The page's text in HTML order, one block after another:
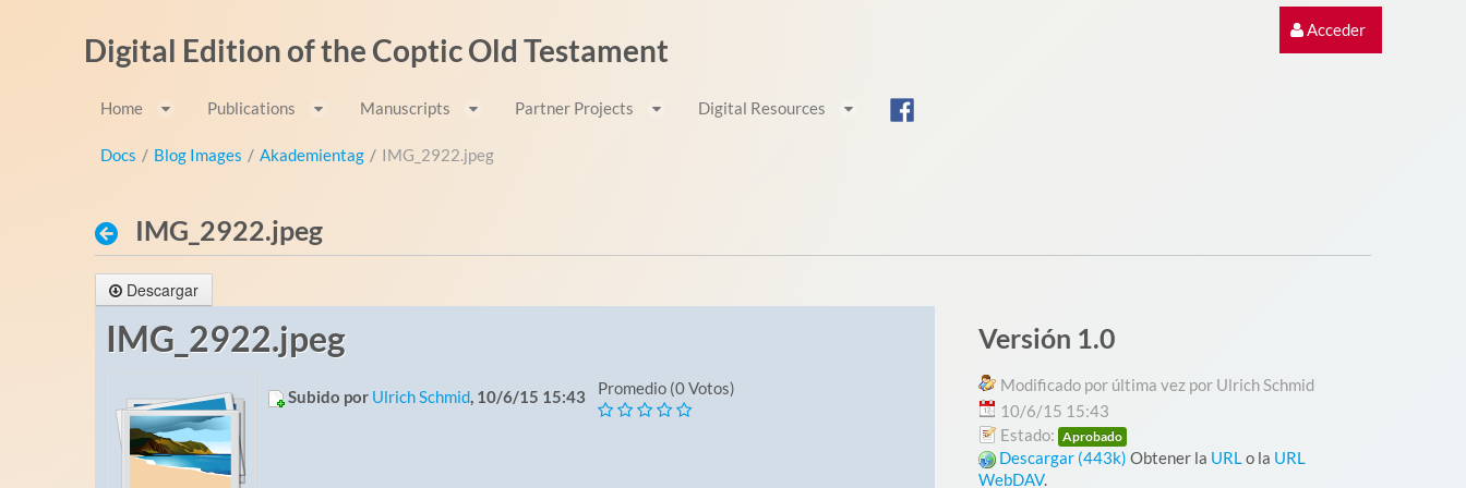
Acceder
Digital Edition of the Coptic Old Testament
Home Publications Manuscripts Partner Projects Digital Resources
Docs / Blog Images / Akademientag / IMG_2922.jpeg
IMG_2922.jpeg
Descargar
IMG_2922.jpeg
Subido por Ulrich Schmid, 10/6/15 15:43 Promedio (0 Votos)
Versión 1.0
Modificado por última vez por Ulrich Schmid
10/6/15 15:43
Estado: Aprobado
Descargar (443k) Obtener la URLo la URL
WebDAV.